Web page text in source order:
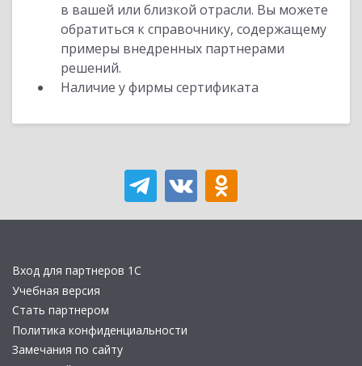
в вашей или близкой отрасли. Вы можете
обратиться к справочнику, содержащему
примеры внедренных партнерами
решений.
Наличие у фирмы сертификата
Вход для партнеров 1С
Учебная версия
Стать партнером
Политика конфиденциальности
Замечания по сайту